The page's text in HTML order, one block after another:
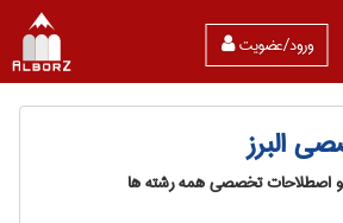
ورود/عضویت
البرز
و اصطلاحات تخصصی همه رشته ها